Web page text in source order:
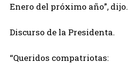
Enero del próximo año”,
Discurso de la Presidenta.
“Queridos compatriotas: